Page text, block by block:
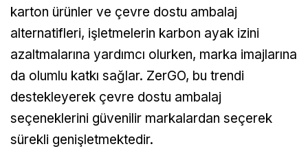
karton ürünler ve çevre dostu ambalaj
alternatifleri, işletmelerin karbon ayak izini
azaltmalarına yardımcı olurken, marka imajlarına
da olumlu katkı sağlar. ZerGO, bu trendi
destekleyerek çevre dostu ambalaj
seçeneklerini güvenilir markalardan seçerek
sürekli genişletmektedir.